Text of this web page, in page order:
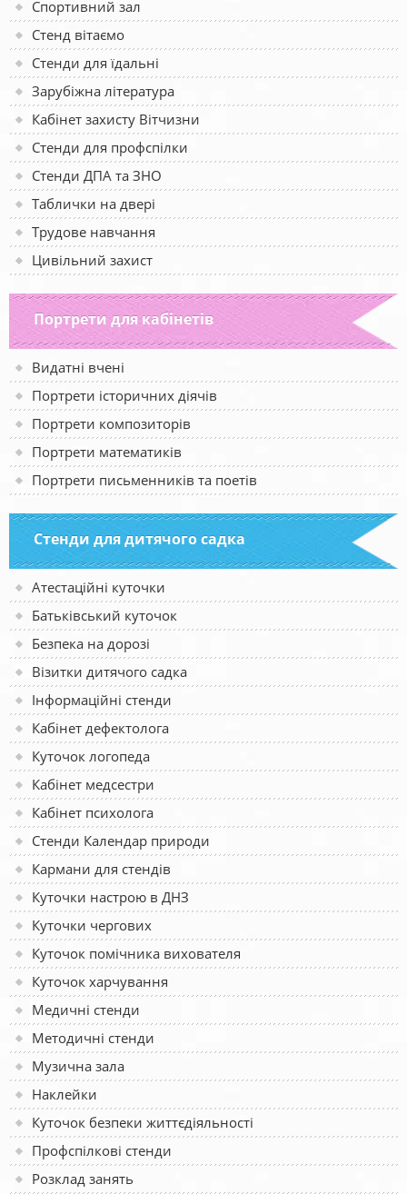
Спортивний зал
Стенд вітаємо
Стенди для їдальні
Зарубіжна література
Кабінет захисту Вітчизни
Стенди для профспілки
Стенди ДПА та ЗНО
Таблички на двері
Трудове навчання
Цивільний захист
Портрети для кабінетів
Видатні вчені
Портрети історичних діячів
Портрети композиторів
Портрети математиків
Портрети письменників та поетів
Стенди для дитячого садка
Атестаційні куточки
Батьківський куточок
Безпека на дорозі
Візитки дитячого садка
Інформаційні стенди
Кабінет дефектолога
Куточок логопеда
Кабінет медсестри
Кабінет психолога
Стенди Календар природи
Кармани для стендів
Куточки настрою в ДНЗ
Куточки чергових
Куточок помічника вихователя
Куточок харчування
Медичні стенди
Методичні стенди
Музична зала
Наклейки
Куточок безпеки життєдіяльності
Профспілкові стенди
Розклад занять